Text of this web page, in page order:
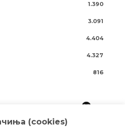
1.390
3.091
4.404
4.327
816
(cookies)